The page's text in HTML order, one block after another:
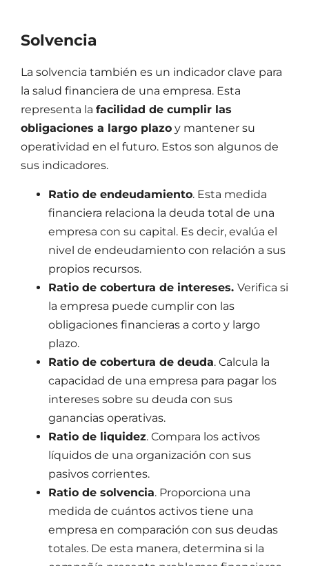
Solvencia
La solvencia también es un indicador clave para
la salud financiera de una empresa. Esta
representa la facilidad de cumplir las
obligaciones a largo plazo y mantener su
operatividad en el futuro. Estos son algunos de
sus indicadores.
Ratio de endeudamiento. Esta medida
financiera relaciona la deuda total de una
empresa con su capital. Es decir, evalúa el
nivel de endeudamiento con relación a sus
propios recursos.
Ratio de cobertura de intereses. Verifica si
la empresa puede cumplir con las
obligaciones financieras a corto y largo
plazo.
Ratio de cobertura de deuda. Calcula la
capacidad de una empresa para pagar los
intereses sobre su deuda con sus
ganancias operativas.
Ratio de liquidez. Compara los activos
líquidos de una organización con sus
pasivos corrientes.
Ratio de solvencia. Proporciona una
medida de cuántos activos tiene una
empresa en comparación con sus deudas
totales. De esta manera, determina si la